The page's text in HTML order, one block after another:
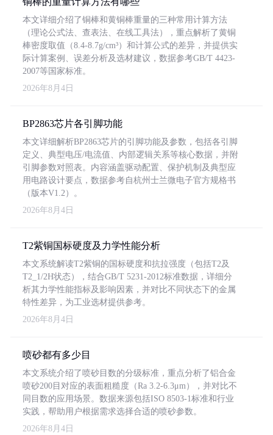
本文详细介绍了铜棒和黄铜棒重量的三种常用计算方法
（理论公式法、查表法、在线工具法），重点解析了黄铜
棒密度取值（8.4-8.7g/cm³）和计算公式的差异，并提供实
际计算案例、误差分析及选材建议，数据参考GB/T 4423-
2007等国家标准。
2026年8月4日
BP2863芯片各引脚功能
本文详细解析BP2863芯片的引脚功能及参数，包括各引脚
定义、典型电压/电流值、内部逻辑关系等核心数据，并附
引脚参数对照表。内容涵盖驱动配置、保护机制及典型应
用电路设计要点，数据参考自杭州士兰微电子官方规格书
（版本V1.2）。
2026年8月4日
T2紫铜国标硬度及力学性能分析
本文系统解读T2紫铜的国标硬度和抗拉强度（包括T2及
T2_1/2H状态），结合GB/T 5231-2012标准数据，详细分
析其力学性能指标及影响因素，并对比不同状态下的金属
特性差异，为工业选材提供参考。
2026年8月4日
喷砂都有多少目
本文系统介绍了喷砂目数的分级标准，重点分析了铝合金
喷砂200目对应的表面粗糙度（Ra 3.2-6.3μm），并对比不
同目数的应用场景。数据来源包括ISO 8503-1标准和行业
实践，帮助用户根据需求选择合适的喷砂参数。
2026年8月4日